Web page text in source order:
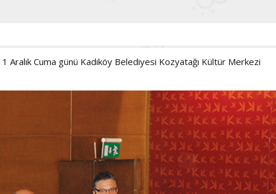
Aralık Cuma günü Kadıköy Belediyesi Kozyatağı Kültür Merkezi